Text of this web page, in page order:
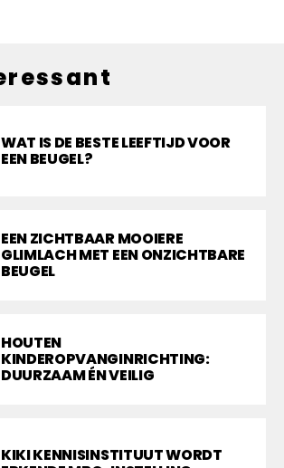
WAT IS DE BESTE LEEFTIJD VOOR
EEN BEUGEL?
EEN ZICHTBAAR MOOIERE
GLIMLACH MET EEN ONZICHTBARE
BEUGEL
HOUTEN
KINDEROPVANGINRICHTING:
DUURZAAM ÉN VEILIG
KIKI KENNISINSTITUUT WORDT